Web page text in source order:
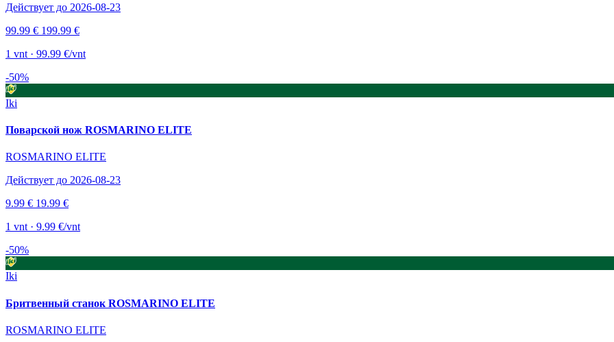
Действует до 2026-08-23
99.99 € 199.99 €
1 vnt · 99.99 €/vnt
-50%
Iki
Поварской нож ROSMARINO ELITE
ROSMARINO ELITE
Действует до 2026-08-23
9.99 € 19.99 €
1 vnt · 9.99 €/vnt
-50%
Iki
Бритвенный станок ROSMARINO ELITE
ROSMARINO ELITE